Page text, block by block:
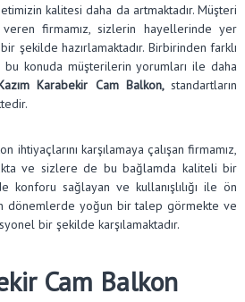
kalitesi daha da artmaktadır. Müşteri
firmamız, sizlerin hayellerinde yer
şekilde hazırlamaktadır. Birbirinden farklı
konuda müşterilerin yorumları ile daha
Karabekir Cam Balkon,standartların
ihtiyaçlarını karşılamaya çalışan firmamız,
ve sizlere de bu bağlamda kaliteli bir
konforu sağlayan ve kullanışlılığı ile ön
dönemlerde yoğun bir talep görmekte ve
bir şekilde karşılamaktadır.
Cam Balkon